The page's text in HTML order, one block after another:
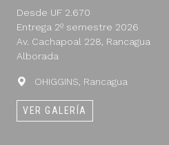
Desde UF 2.670
Entrega 2º semestre 2026
Av. Cachapoal 228, Rancagua
Alborada
OHIGGINS, Rancagua
VER GALERÍA